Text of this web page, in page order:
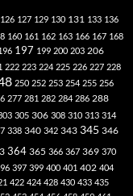
126 127 129 130 131 133 136
160 161 162 163 166 167 168
197 199 200 203 206
222 223 224 225 226 227 228
250 252 253 254 255 256
277 281 282 284 286 288
305 306 308 310 313 314
338 340 342 343 345 346
364 365 366 367 369 370
397 399 400 401 402 404
422 424 428 430 433 435